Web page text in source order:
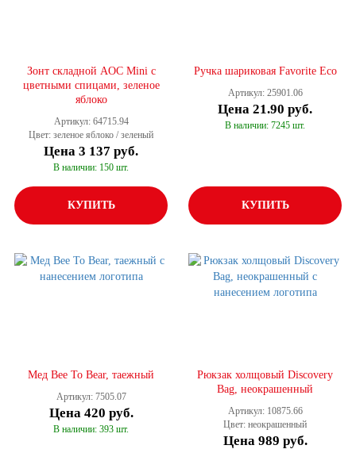
Зонт складной AOC Mini с
цветными спицами, зеленое
яблоко
Артикул: 64715.94
Цвет: зеленое яблоко / зеленый
Цена 3 137 руб.
В наличии: 150 шт.
КУПИТЬ
Ручка шариковая Favorite Eco
Артикул: 25901.06
Цена 21.90 руб.
В наличии: 7245 шт.
КУПИТЬ
Мед Bee To Bear, таежный
Артикул: 7505.07
Цена 420 руб.
В наличии: 393 шт.
Рюкзак холщовый Discovery
Bag, неокрашенный
Артикул: 10875.66
Цвет: неокрашенный
Цена 989 руб.